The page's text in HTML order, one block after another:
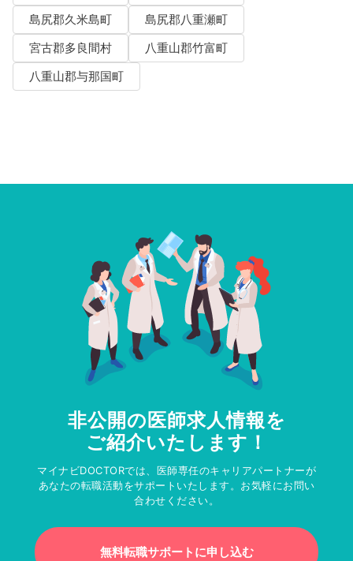
島尻郡久米島町
島尻郡八重瀬町
宮古郡多良間村
八重山郡竹富町
八重山郡与那国町
非公開の医師求人情報を
ご紹介いたします！
マイナビDOCTORでは、医師専任のキャリアパートナーが
あなたの転職活動をサポートいたします。お気軽にお問い
合わせください。
無料転職サポートに申し込む